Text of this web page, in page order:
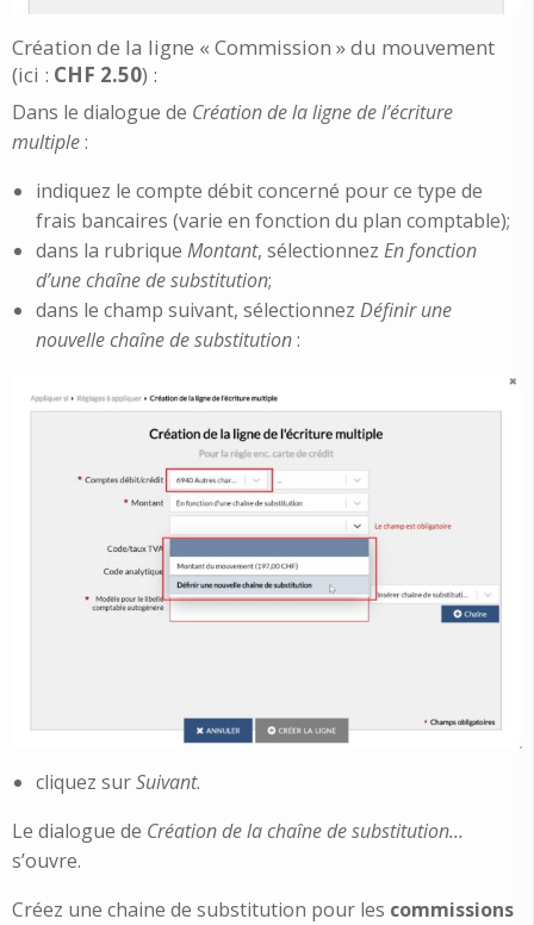
Création de la ligne « Commission » du mouvement
(ici : CHF 2.50) :
Dans le dialogue de Création de la ligne de l’écriture
multiple:
indiquez le compte débit concerné pour ce type de
frais bancaires (varie en fonction du plan comptable);
dans la rubrique Montant, sélectionnez En fonction
d’une chaîne de substitution;
dans le champ suivant, sélectionnez Définir une
nouvelle chaîne de substitution:
cliquez surSuivant.
Le dialogue de Création de la chaîne de substitution…
s’ouvre.
Créez une chaine de substitution pour les commissions